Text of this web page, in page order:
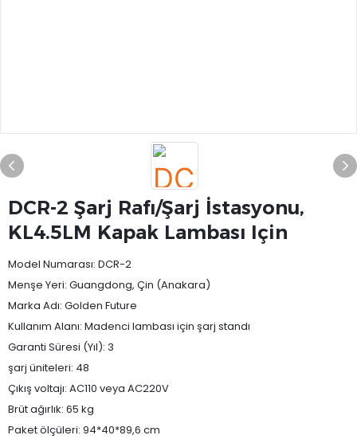
DCR-2 Şarj Rafı/Şarj İstasyonu,
KL4.5LM Kapak Lambası Için
Model Numarası: DCR-2
Menşe Yeri: Guangdong, Çin (Anakara)
Marka Adı: Golden Future
Kullanım Alanı: Madenci lambası için şarj standı
Garanti Süresi (Yıl): 3
şarj üniteleri: 48
Çıkış voltajı: AC110 veya AC220V
Brüt ağırlık: 65 kg
Paket ölçüleri: 94*40*89,6 cm